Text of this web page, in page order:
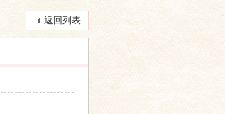
返回列表